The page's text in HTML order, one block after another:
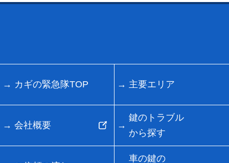
カギの緊急隊TOP 主要エリア
会社概要
鍵のトラブル
から探す
車の鍵の